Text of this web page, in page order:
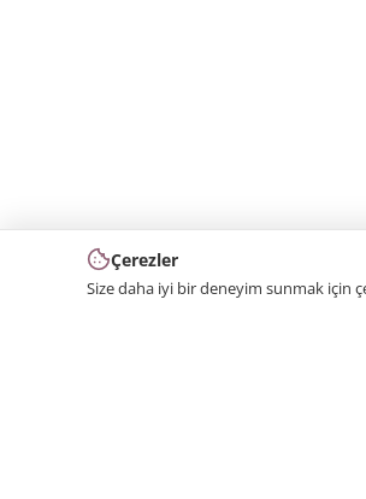
Çerezler
Size daha iyi bir deneyim sunmak için